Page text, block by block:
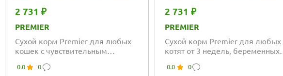
2 731 ₽
PREMIER
Сухой корм Premier для любых
кошек с чувствительным
аллергии, свежее мясо ягненка с
0.0 0
2 731 ₽
PREMIER
Сухой корм Premier для любых
котят от 3 недель, беременных и
индейки
0.0 0